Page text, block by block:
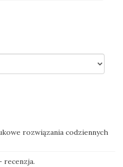
rozwiązania codziennych
recenzja.